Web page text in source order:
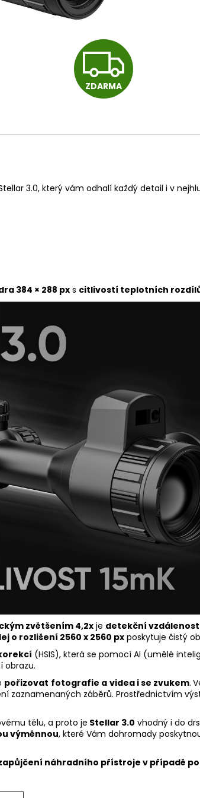
Z
D
A
R
ZDARMA
3.0, který vám odhalí každý detail i v
384 × 288 pxs citlivostí teplotních rozdílů
zvětšením 4,2x je detekční vzdálenost
o rozlišení 2560 x 2560 px poskytuje čistý
(HSIS), která se pomocí AI (umělé
obrazu.
pořizovat fotografie a videa i se zvukem.
zaznamenaných záběrů. Prostřednictvím
tělu, a proto je Stellar 3.0 vhodný i do
výměnnou, které Vám dohromady
náhradního přístroje v případě
RWS 6MM FLOBERT ŠPIČKA - 150KS